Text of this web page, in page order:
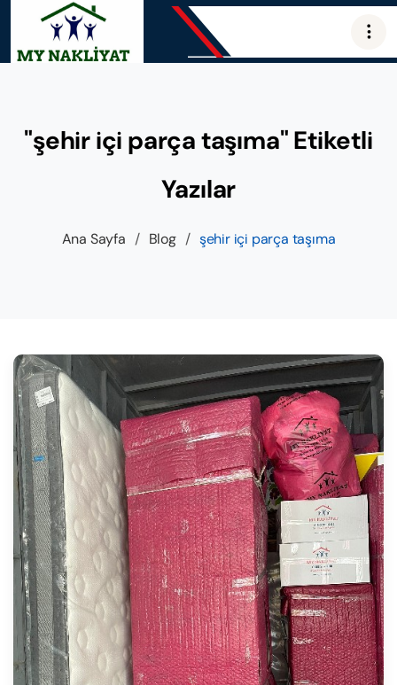
"şehir içi parça taşıma" Etiketli
Yazılar
Ana Sayfa / Blog / şehir içi parça taşıma